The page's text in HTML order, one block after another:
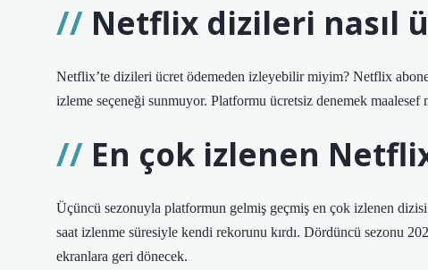
Netflix dizileri nasıl
Netflix’te dizileri ücret ödemeden izleyebilir miyim? Netflix
izleme seçeneği sunmuyor. Platformu ücretsiz denemek maalesef
En çok izlenen
Üçüncü sezonuyla platformun gelmiş geçmiş en çok izlenen
saat izlenme süresiyle kendi rekorunu kırdı. Dördüncü sezonu
ekranlara geri dönecek.